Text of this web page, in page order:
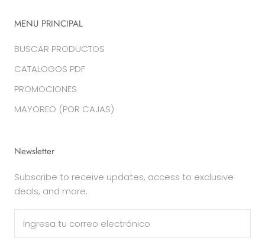
MENU PRINCIPAL
BUSCAR PRODUCTOS
CATALOGOS PDF
PROMOCIONES
MAYOREO (POR CAJAS)
Newsletter
Subscribe to receive updates, access to exclusive
deals, and more.